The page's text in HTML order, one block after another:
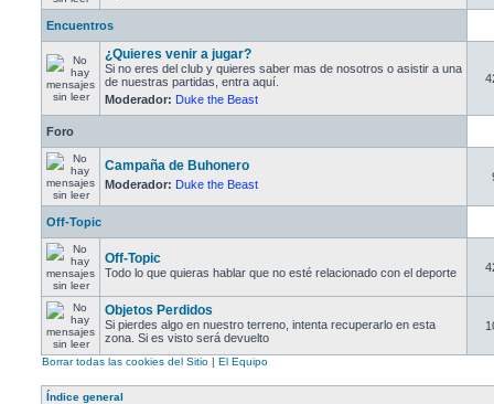
Encuentros
¿Quieres venir a jugar?
Si no eres del club y quieres saber mas de nosotros o asistir a una
de nuestras partidas, entra aquí.
Moderador: Duke the Beast
Foro
Campaña de Buhonero
Moderador: Duke the Beast
Off-Topic
Off-Topic
Todo lo que quieras hablar que no esté relacionado con el deporte
Objetos Perdidos
Si pierdes algo en nuestro terreno, intenta recuperarlo en esta
zona. Si es visto será devuelto
Borrar todas las cookies del Sitio | El Equipo
Índice general